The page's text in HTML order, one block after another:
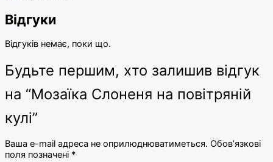
Відгуки
Відгуків немає, поки що.
Будьте першим, хто залишив відгук
на “Мозаїка Слоненя на повітряній
кулі”
Ваша e-mail адреса не оприлюднюватиметься. Обов’язкові
поля позначені *